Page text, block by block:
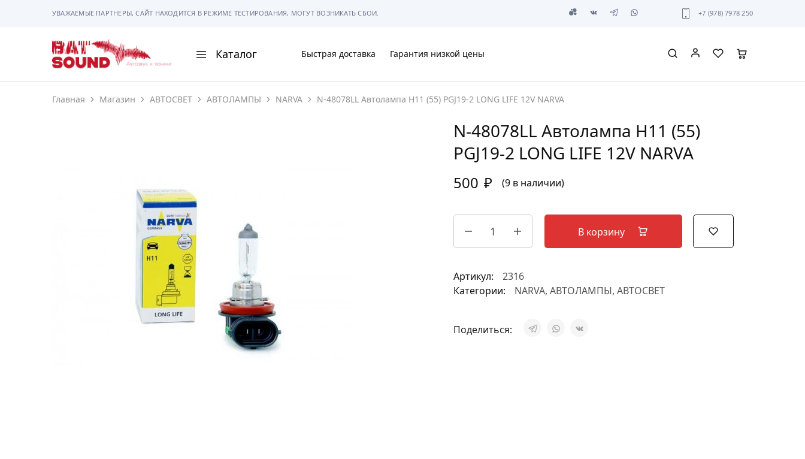
УВАЖАЕМЫЕ ПАРТНЕРЫ, САЙТ НАХОДИТСЯ В РЕЖИМЕ ТЕСТИРОВАНИЯ, МОГУТ ВОЗНИКАТЬ СБОИ. +7 (978) 7978 250
BAT
Sound
Каталог
АВТОМАГНИТОЛЫ
ГАДЖЕТЫ
СИГНАЛИЗАЦИИ
ПОМОЩЬ ПРИ ПАРКОВКЕ
МУЗЫКАЛЬНЫЕ АКСЕССУАРЫ
АВТОУСИЛИТЕЛИ
САБВУФЕРЫ
ШУМОИЗОЛЯЦИЯ
Быстрая доставка Гарантия низкой цены
Главная Магазин АВТОСВЕТ АВТОЛАМПЫ NARVA N-48078LL Автолампа H11 (55) PGJ19-2 LONG LIFE 12V NARVA
N-48078LL Автолампа H11 (55)
PGJ19-2 LONG LIFE 12V NARVA
500 ₽ (9 в наличии)
В корзину
Артикул:
2316
Категории:
NARVA, АВТОЛАМПЫ, АВТОСВЕТ
Поделиться: